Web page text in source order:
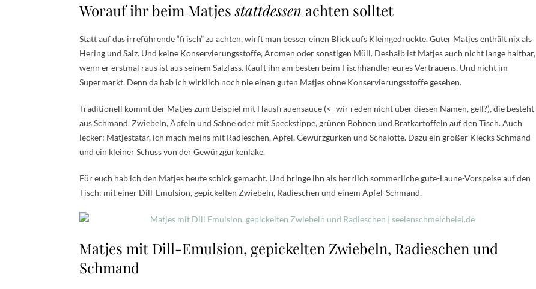
Worauf ihr beim Matjesstattdessen achten solltet
Statt auf das irreführende “frisch” zu achten, wirft man besser einen Blick aufs Kleingedruckte. Guter Matjes enthält nix als
Hering und Salz. Und keine Konservierungsstoffe, Aromen oder sonstigen Müll. Deshalb ist Matjes auch nicht lange haltbar,
wenn er erstmal raus ist aus seinem Salzfass. Kauft ihn am besten beim Fischhändler eures Vertrauens. Und nicht im
Supermarkt. Denn da hab ich wirklich noch nie einen guten Matjes ohne Konservierungsstoffe gesehen.
Traditionell kommt der Matjes zum Beispiel mit Hausfrauensauce (<- wir reden nicht über diesen Namen, gell?), die besteht
aus Schmand, Zwiebeln, Äpfeln und Sahne oder mit Speckstippe, grünen Bohnen und Bratkartoffeln auf den Tisch. Auch
lecker: Matjestatar, ich mach meins mit Radieschen, Apfel, Gewürzgurken und Schalotte. Dazu ein großer Klecks Schmand
und ein kleiner Schuss von der Gewürzgurkenlake.
Für euch hab ich den Matjes heute schick gemacht. Und bringe ihn als herrlich sommerliche gute-Laune-Vorspeise auf den
Tisch: mit einer Dill-Emulsion, gepickelten Zwiebeln, Radieschen und einem Apfel-Schmand.
Matjes mit Dill-Emulsion, gepickelten Zwiebeln, Radieschen und
Schmand